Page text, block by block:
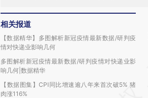
相关报道
【数据精华】多图解析新冠疫情最新数据/研判疫
情对快递业影响几何
多图解析新冠疫情最新数据/研判疫情对快递业影
响几何|数据精华
【数据图集】CPI同比增速逾八年来首次破5% 猪
肉涨116%